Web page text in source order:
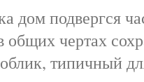
дом подвергся
общих чертах
типичный